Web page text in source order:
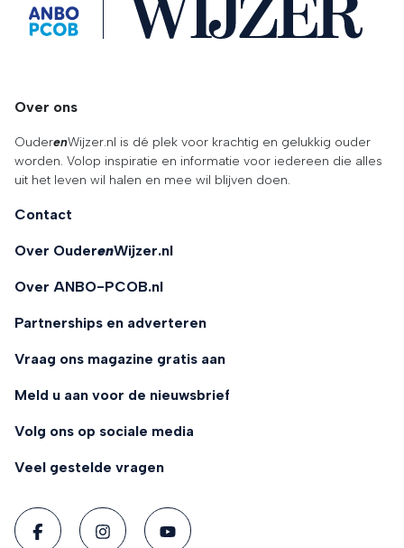
Over ons
OuderenWijzer.nl is dé plek voor krachtig en gelukkig ouder
worden. Volop inspiratie en informatie voor iedereen die alles
uit het leven wil halen en mee wil blijven doen.
Contact
Over OuderenWijzer.nl
Over ANBO-PCOB.nl
Partnerships en adverteren
Vraag ons magazine gratis aan
Meld u aan voor de nieuwsbrief
Volg ons op sociale media
Veel gestelde vragen